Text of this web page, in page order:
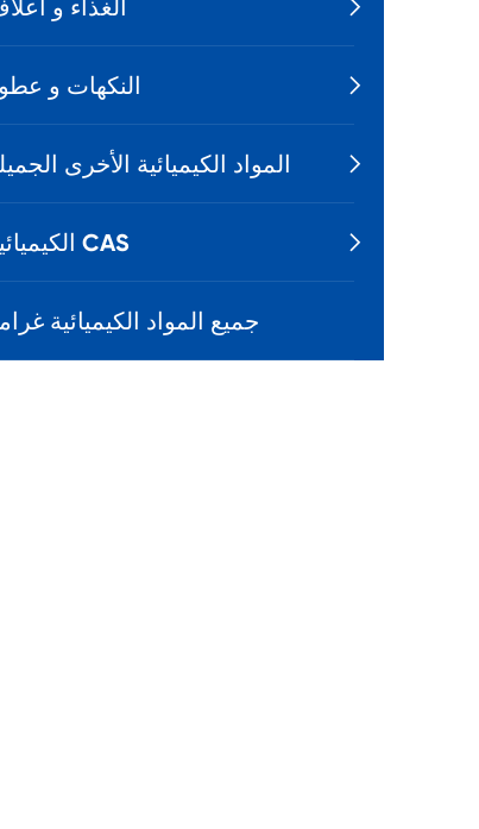
الغذاء و 
النكهات و 
المواد الكيميائية الأخرى 
الكيميائية CAS 
جميع المواد الكيميائية